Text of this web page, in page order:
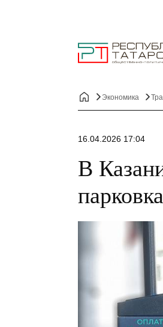
Экономика
16.04.2026 17:04
В